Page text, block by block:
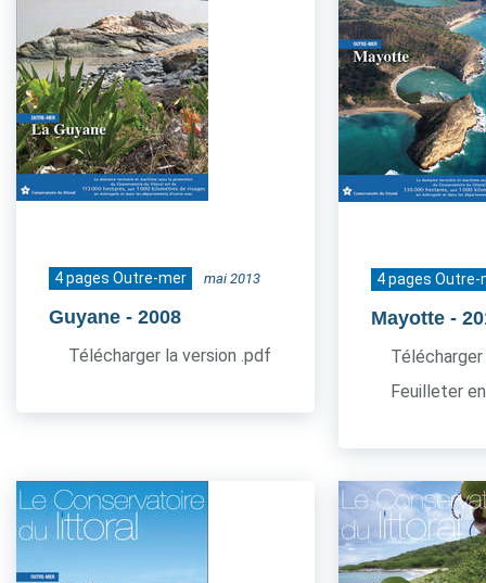
4 pages Outre-mer mai 2013
Guyane - 2008
Télécharger la version .pdf
4 pages Outre-
Mayotte -
Feuilleter